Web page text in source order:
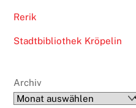
Rerik
Stadtbibliothek Kröpelin
Archiv